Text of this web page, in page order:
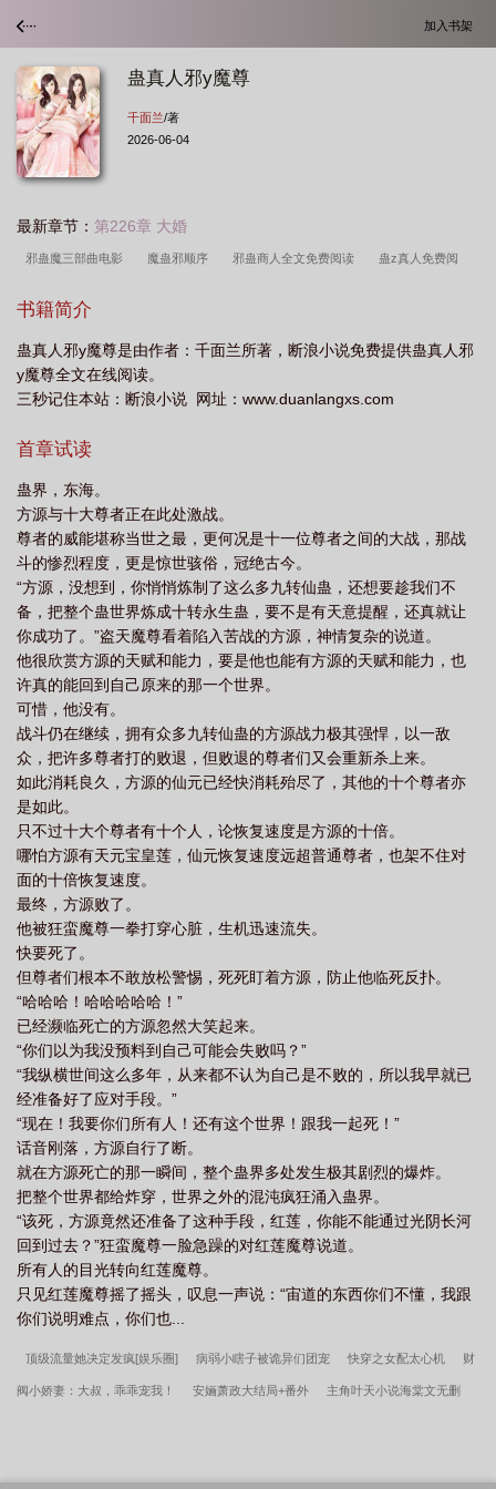
加入书架
蛊真人邪y魔尊
千面兰/著
2026-06-04
最新章节： 第226章 大婚
邪蛊魔三部曲电影 魔蛊邪顺序 邪蛊商人全文免费阅读 蛊z真人免费阅
序 邪魔蛊顺序
书籍简介
蛊真人邪y魔尊是由作者：千面兰所著，断浪小说免费提供蛊真人邪
y魔尊全文在线阅读。
三秒记住本站：断浪小说 网址：www.duanlangxs.com
首章试读
蛊界，东海。
方源与十大尊者正在此处激战。
尊者的威能堪称当世之最，更何况是十一位尊者之间的大战，那战
斗的惨烈程度，更是惊世骇俗，冠绝古今。
“方源，没想到，你悄悄炼制了这么多九转仙蛊，还想要趁我们不
备，把整个蛊世界炼成十转永生蛊，要不是有天意提醒，还真就让
你成功了。”盗天魔尊看着陷入苦战的方源，神情复杂的说道。
他很欣赏方源的天赋和能力，要是他也能有方源的天赋和能力，也
许真的能回到自己原来的那一个世界。
可惜，他没有。
战斗仍在继续，拥有众多九转仙蛊的方源战力极其强悍，以一敌
众，把许多尊者打的败退，但败退的尊者们又会重新杀上来。
如此消耗良久，方源的仙元已经快消耗殆尽了，其他的十个尊者亦
是如此。
只不过十大个尊者有十个人，论恢复速度是方源的十倍。
哪怕方源有天元宝皇莲，仙元恢复速度远超普通尊者，也架不住对
面的十倍恢复速度。
最终，方源败了。
他被狂蛮魔尊一拳打穿心脏，生机迅速流失。
快要死了。
但尊者们根本不敢放松警惕，死死盯着方源，防止他临死反扑。
“哈哈哈！哈哈哈哈哈！”
已经濒临死亡的方源忽然大笑起来。
“你们以为我没预料到自己可能会失败吗？”
“我纵横世间这么多年，从来都不认为自己是不败的，所以我早就已
经准备好了应对手段。”
“现在！我要你们所有人！还有这个世界！跟我一起死！”
话音刚落，方源自行了断。
就在方源死亡的那一瞬间，整个蛊界多处发生极其剧烈的爆炸。
把整个世界都给炸穿，世界之外的混沌疯狂涌入蛊界。
“该死，方源竟然还准备了这种手段，红莲，你能不能通过光阴长河
回到过去？”狂蛮魔尊一脸急躁的对红莲魔尊说道。
所有人的目光转向红莲魔尊。
只见红莲魔尊摇了摇头，叹息一声说：“宙道的东西你们不懂，我跟
你们说明难点，你们也...
顶级流量她决定发疯[娱乐圈] 病弱小瞎子被诡异们团宠 快穿之女配太心机 财
阀小娇妻：大叔，乖乖宠我！ 安婳萧政大结局+番外 主角叶天小说海棠文无删